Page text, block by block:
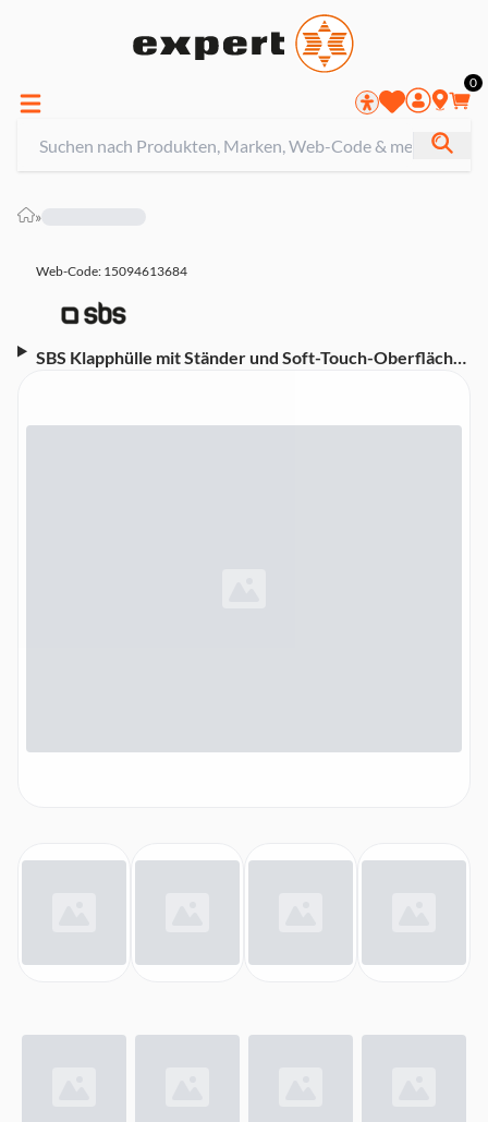
0
»
Web-Code: 15094613684
SBS Klapphülle mit Ständer und Soft-Touch-Oberfläche